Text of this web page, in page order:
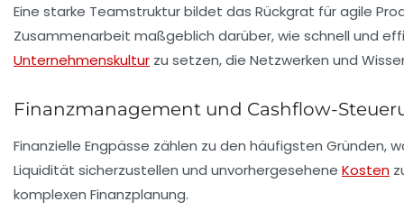
Eine starke Teamstruktur bildet das Rückgrat für agile
Zusammenarbeit maßgeblich darüber, wie schnell und
Unternehmenskultur zu setzen, die Netzwerken und
Finanzmanagement und Cashflow-
Finanzielle Engpässe zählen zu den häufigsten Gründen,
Liquidität sicherzustellen und unvorhergesehene Kosten
komplexen Finanzplanung.